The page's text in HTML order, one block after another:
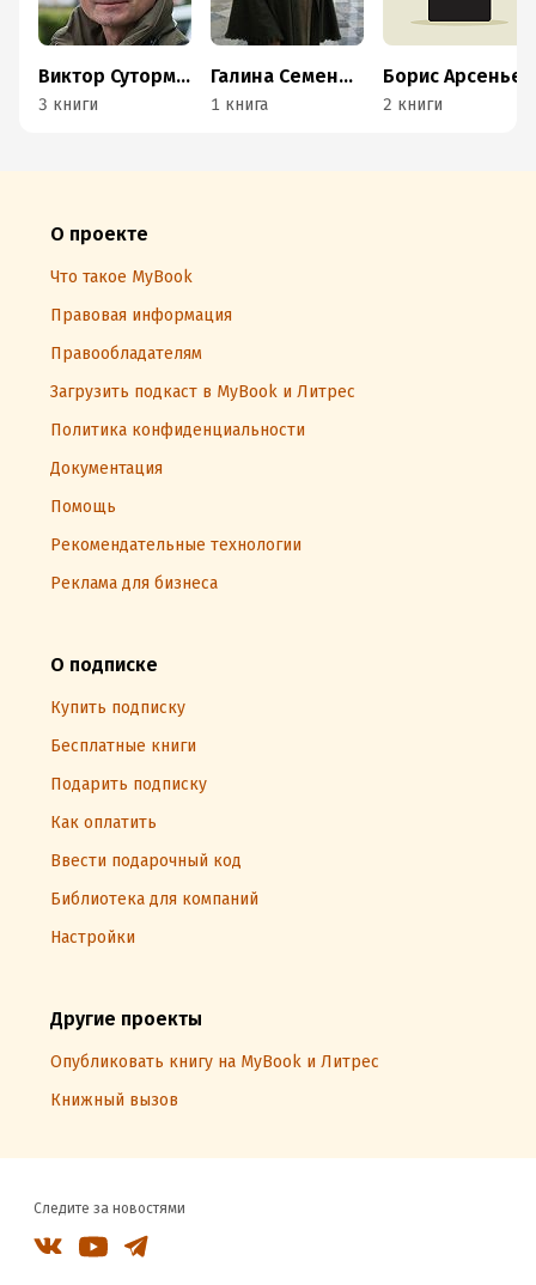
Виктор Сутормин
3 книги
Галина Семенова
1 книга
Борис Арсеньев
2 книги
О проекте
Что такое MyBook
Правовая информация
Правообладателям
Загрузить подкаст в MyBook и Литрес
Политика конфиденциальности
Документация
Помощь
Рекомендательные технологии
Реклама для бизнеса
О подписке
Купить подписку
Бесплатные книги
Подарить подписку
Как оплатить
Ввести подарочный код
Библиотека для компаний
Настройки
Другие проекты
Опубликовать книгу на MyBook и Литрес
Книжный вызов
Следите за новостями